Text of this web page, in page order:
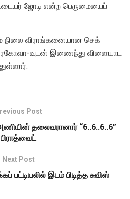
ஜோடி என்ற பெருமையைப்
நிலை விராங்கனையான செக்
வுடன் இணைந்து விளையாட
Post
தலைவரானார் “6..6..6..6”
பிராத்வைட்
Next Post
பட்டியலில் இடம் பிடித்த சுவிஸ்